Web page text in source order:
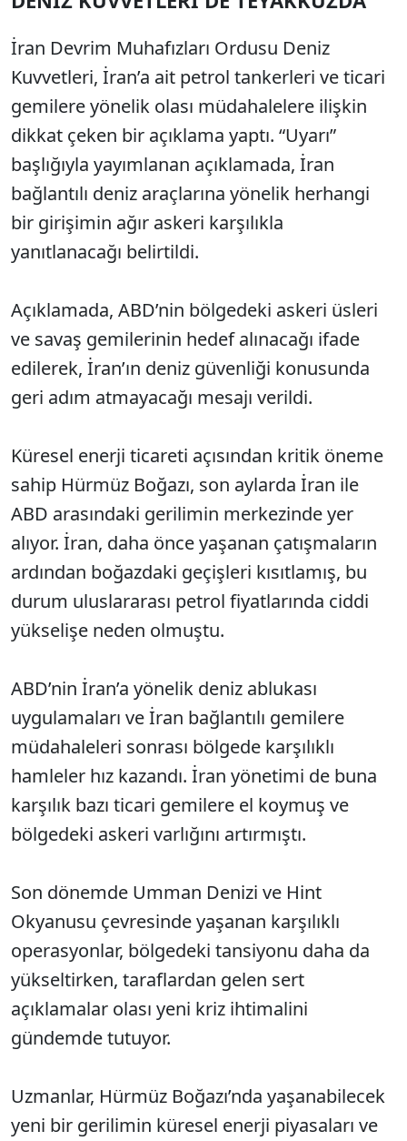
İran Devrim Muhafızları Ordusu Deniz
Kuvvetleri, İran’a ait petrol tankerleri ve ticari
gemilere yönelik olası müdahalelere ilişkin
dikkat çeken bir açıklama yaptı. “Uyarı”
başlığıyla yayımlanan açıklamada, İran
bağlantılı deniz araçlarına yönelik herhangi
bir girişimin ağır askeri karşılıkla
yanıtlanacağı belirtildi.
Açıklamada, ABD’nin bölgedeki askeri üsleri
ve savaş gemilerinin hedef alınacağı ifade
edilerek, İran’ın deniz güvenliği konusunda
geri adım atmayacağı mesajı verildi.
Küresel enerji ticareti açısından kritik öneme
sahip Hürmüz Boğazı, son aylarda İran ile
ABD arasındaki gerilimin merkezinde yer
alıyor. İran, daha önce yaşanan çatışmaların
ardından boğazdaki geçişleri kısıtlamış, bu
durum uluslararası petrol fiyatlarında ciddi
yükselişe neden olmuştu.
ABD’nin İran’a yönelik deniz ablukası
uygulamaları ve İran bağlantılı gemilere
müdahaleleri sonrası bölgede karşılıklı
hamleler hız kazandı. İran yönetimi de buna
karşılık bazı ticari gemilere el koymuş ve
bölgedeki askeri varlığını artırmıştı.
Son dönemde Umman Denizi ve Hint
Okyanusu çevresinde yaşanan karşılıklı
operasyonlar, bölgedeki tansiyonu daha da
yükseltirken, taraflardan gelen sert
açıklamalar olası yeni kriz ihtimalini
gündemde tutuyor.
Uzmanlar, Hürmüz Boğazı’nda yaşanabilecek
yeni bir gerilimin küresel enerji piyasaları ve